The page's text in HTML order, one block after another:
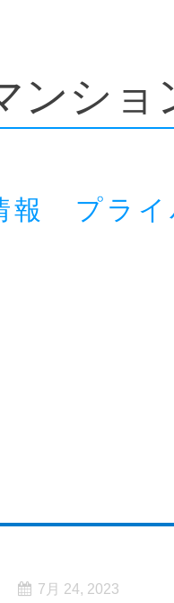
ンシ
報 プライ
7月 24, 2023